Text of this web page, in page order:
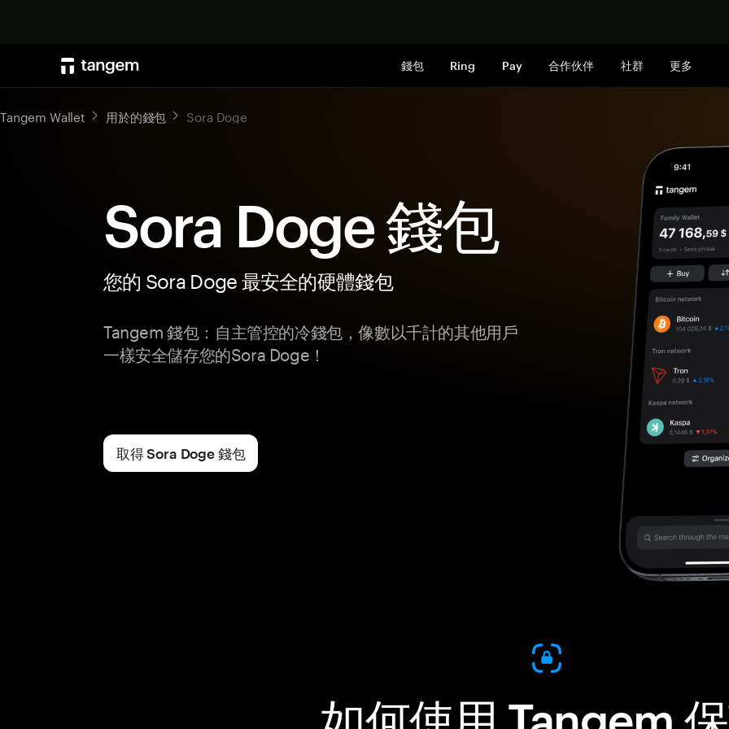
錢包 Ring Pay 合作伙伴 社群 更多
Tangem Wallet 用於的錢包 Sora Doge
Sora Doge 錢包
您的 Sora Doge 最安全的硬體錢包
Tangem 錢包：自主管控的冷錢包，像數以千計的其他用戶
一樣安全儲存您的Sora Doge！
取得 Sora Doge 錢包